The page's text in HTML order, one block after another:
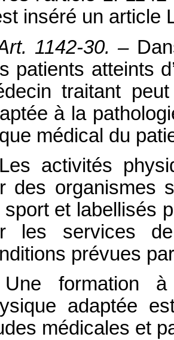
inséré un article
1142‑30. –
patients atteints
traitant
à la
médical du
activités
des organismes
sport et labellisés
les services
prévues
formation à
adaptée
médicales et